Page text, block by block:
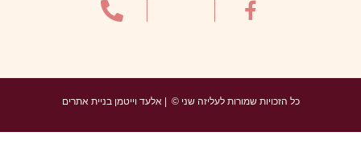
כל הזכויות שמורות לעליזה שני © | אלעד וייטמן בניית אתרים